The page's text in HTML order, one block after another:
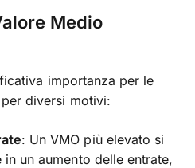
Medio
importanza per le
diversi motivi:
: Un VMO più elevato si
un aumento delle entrate,